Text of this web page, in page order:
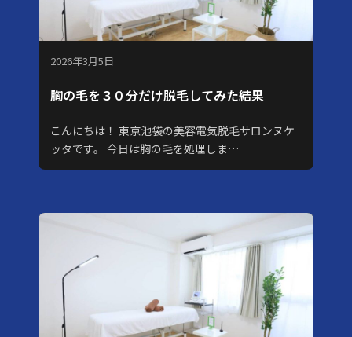
2026年3月5日
胸の毛を３０分だけ脱毛してみた結果
こんにちは！ 東京池袋の美容電気脱毛サロンヌケ
ッタです。 今日は胸の毛を処理しま…